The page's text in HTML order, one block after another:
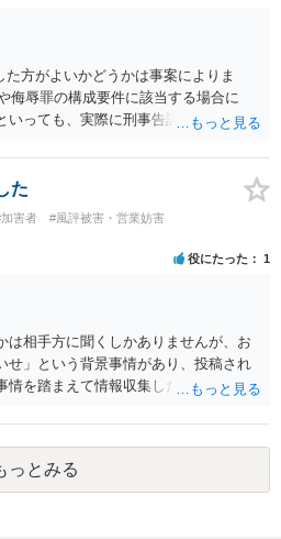
方がよいかどうかは事案によりま
侮辱罪の構成要件に該当する場合に
いっても、実際に刑事告訴に動くかど
請求もできることが多いので、少しで
ートで開示請求が行われることが多い
らの口コミ投稿の場合、開示請求者は
（ただし証拠による裏付けか必要な
というケースが比較的多いと思われ
た
害者
#風評被害・営業妨害
役にたった 1
は相手方に聞くしかありませんが、お
せ」という背景事情があり、投稿され
情を踏まえて情報収集した結果、この
まったことで「答え合わせ」になって
。 相手方の動きについても、相手方次
公開の場で回答するには情報が乏し
ことは事案の特定に繋がってしまうの
っとみる